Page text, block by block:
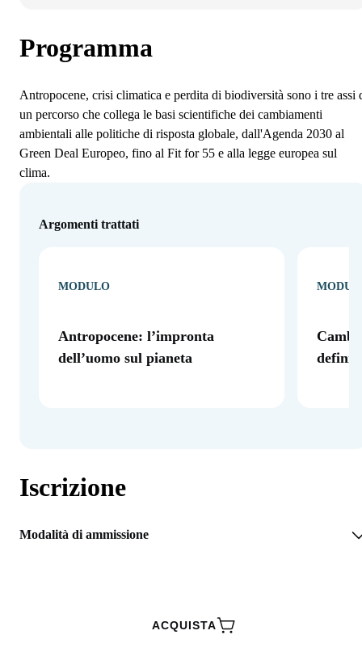
Programma
Antropocene, crisi climatica e perdita di biodiversità sono i tre assi
un percorso che collega le basi scientifiche dei cambiamenti
ambientali alle politiche di risposta globale, dall'Agenda 2030 al
Green Deal Europeo, fino al Fit for 55 e alla legge europea sul
clima.
Argomenti trattati
MODULO
Antropocene: l’impronta
dell’uomo sul pianeta
Iscrizione
Modalità di ammissione
ACQUISTA